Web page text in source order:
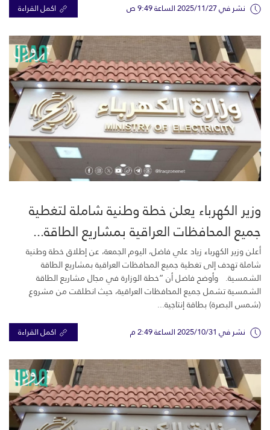
نشر في 2025/11/27 الساعة 9:49 ص اكمل القراءة
وزير الكهرباء يعلن خطة وطنية شاملة لتغطية
جميع المحافظات العراقية بمشاريع الطاقة...
أعلن وزير الكهرباء زياد علي فاضل، اليوم الجمعة، عن إطلاق خطة وطنية
شاملة تهدف إلى تغطية جميع المحافظات العراقية بمشاريع الطاقة
الشمسية. وأوضح فاضل أن “خطة الوزارة في مجال مشاريع الطاقة
الشمسية تشمل جميع المحافظات العراقية، حيث انطلقت من مشروع
(شمس البصرة) بطاقة إنتاجية...
نشر في 2025/10/31 الساعة 2:49 م اكمل القراءة